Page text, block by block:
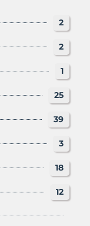
2
2
1
25
39
3
18
12